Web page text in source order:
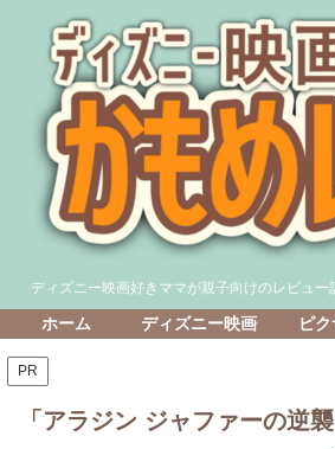
ディズニー映画好きママが親子向けのレビュー
ホーム ディズニー映画 ピ
PR
「アラジン ジャファーの逆